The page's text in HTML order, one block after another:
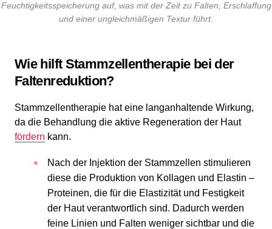
Feuchtigkeitsspeicherung auf, was mit der Zeit zu Falten, Erschlaffung
und einer ungleichmäßigen Textur führt.
Wie hilft Stammzellentherapie bei der
Faltenreduktion?
Stammzellentherapie hat eine langanhaltende Wirkung,
da die Behandlung die aktive Regeneration der Haut
fördern kann.
Nach der Injektion der Stammzellen stimulieren
diese die Produktion von Kollagen und Elastin –
Proteinen, die für die Elastizität und Festigkeit
der Haut verantwortlich sind. Dadurch werden
feine Linien und Falten weniger sichtbar und die